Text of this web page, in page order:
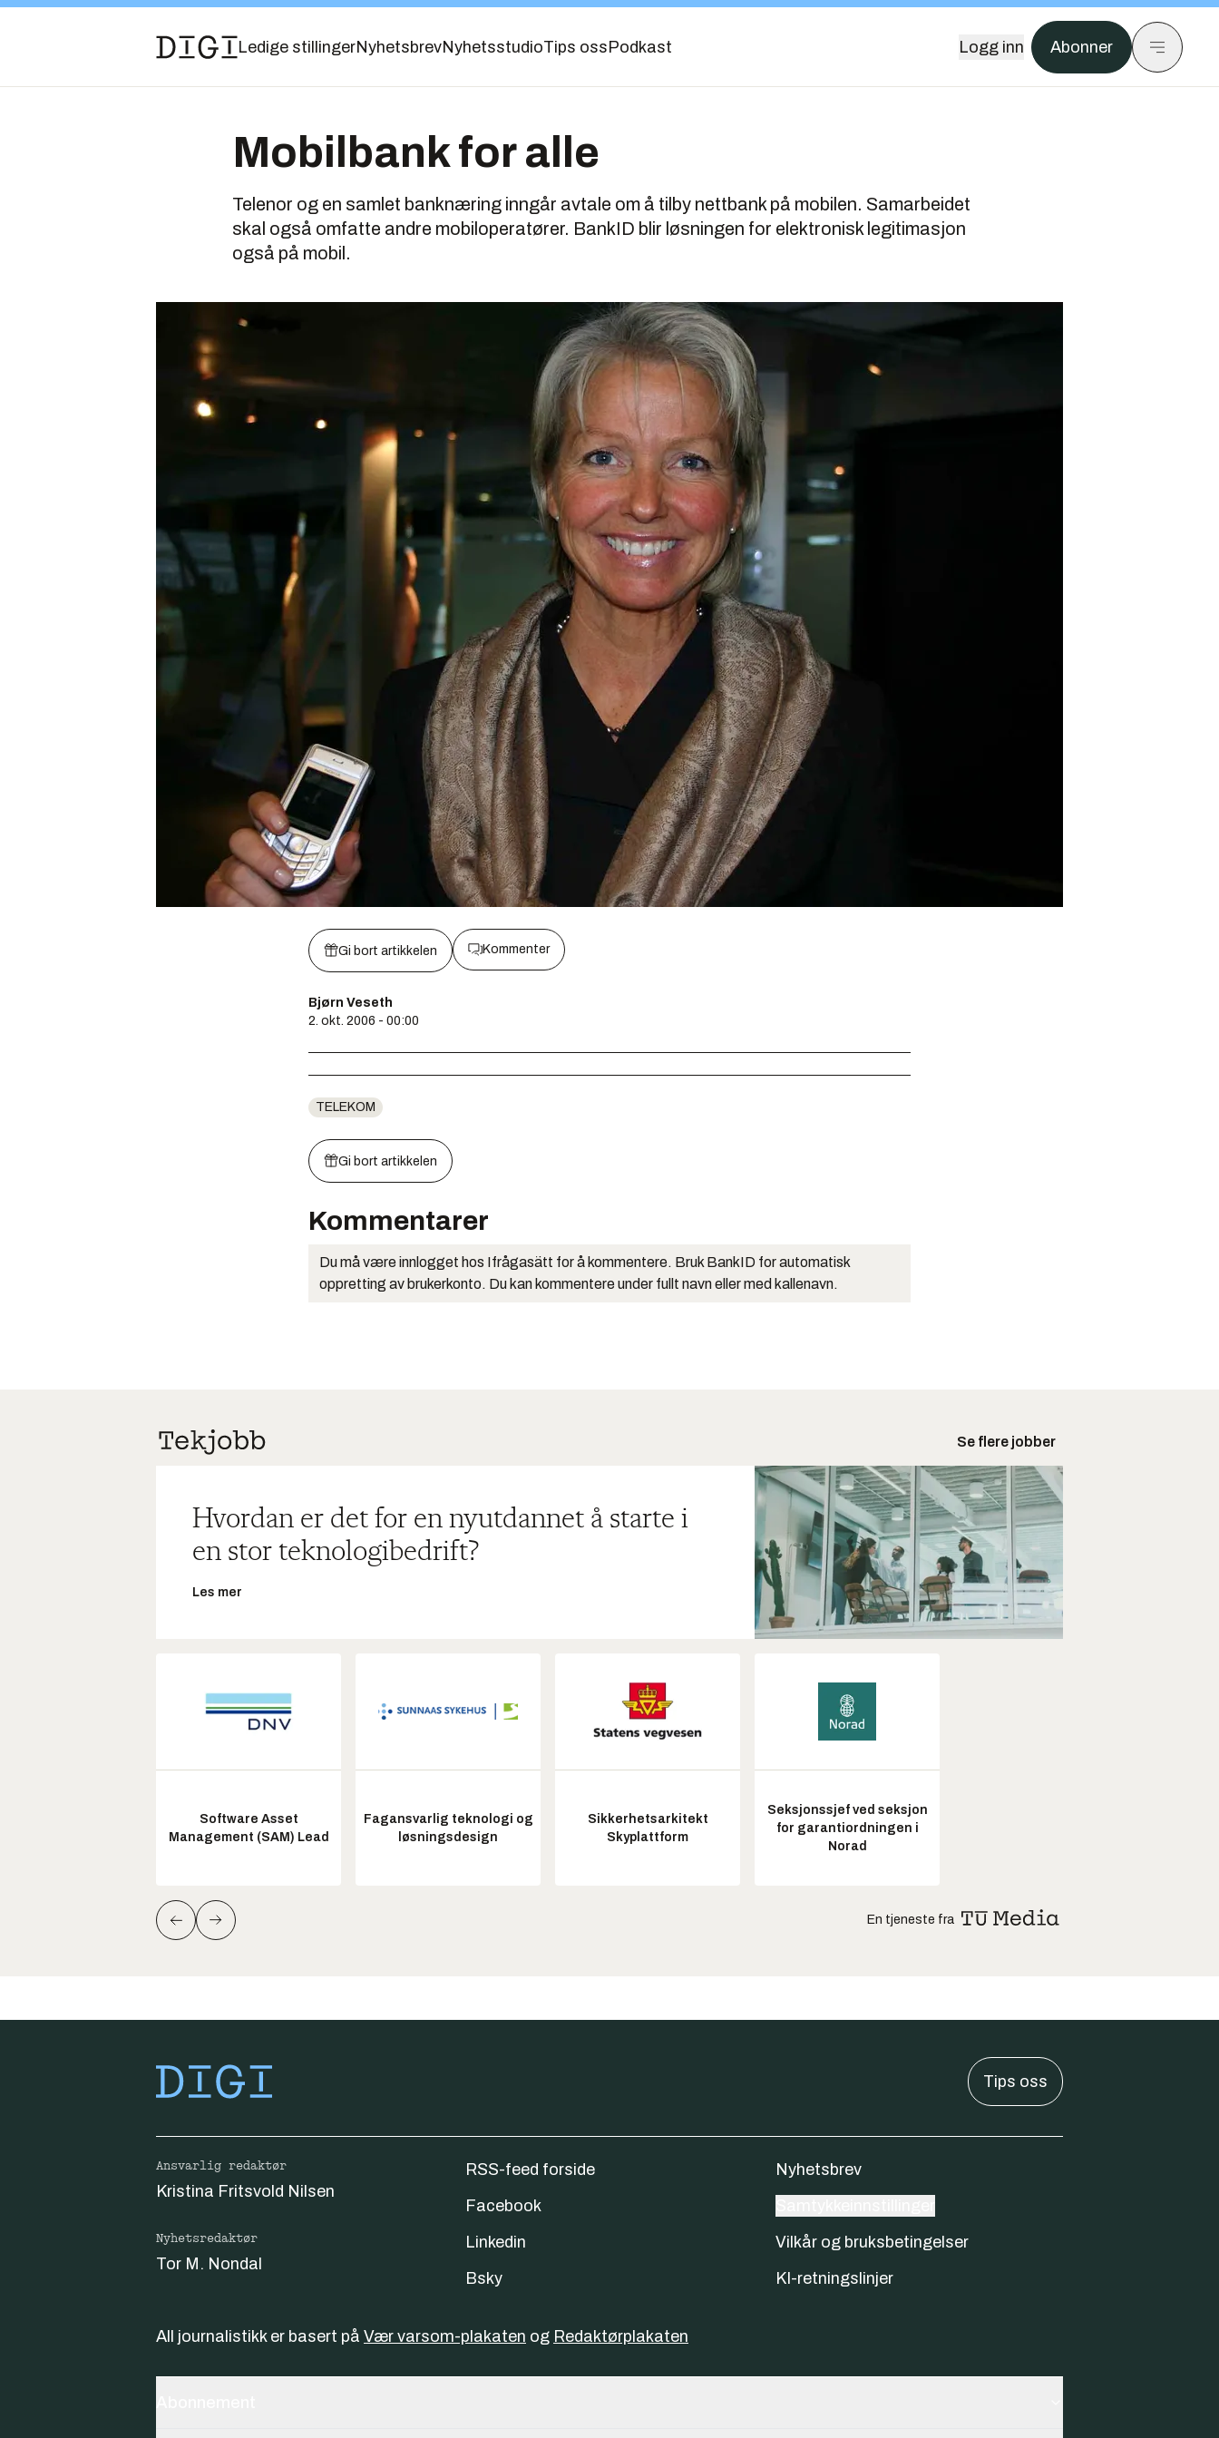
Ledige stillingerNyhetsbrevNyhetsstudioTips oss Podkast Logg inn Abonner
Mobilbank for alle
Telenor og en samlet banknæring inngår avtale om å tilby nettbank på mobilen. Samarbeidet
skal også omfatte andre mobiloperatører. BankID blir løsningen for elektronisk legitimasjon
også på mobil.
Gi bort artikkelen Kommenter
Bjørn Veseth
2. okt. 2006 - 00:00
TELEKOM
Gi bort artikkelen
Kommentarer
Du må være innlogget hos Ifrågasätt for å kommentere. Bruk BankID for automatisk
oppretting av brukerkonto. Du kan kommentere under fullt navn eller med kallenavn.
Se flere jobber
Hvordan er det for en nyutdannet å starte i
en stor teknologibedrift?
Les mer
Software Asset
Management (SAM) Lead
Fagansvarlig teknologi og
løsningsdesign
Sikkerhetsarkitekt
Skyplattform
Seksjonssjef ved seksjon
for garantiordningen i
Norad
En tjeneste fra
Tips oss
Ansvarlig redaktør
Kristina Fritsvold Nilsen
Nyhetsredaktør
Tor M. Nondal
RSS-feed forside
Facebook
Linkedin
Bsky
Nyhetsbrev
Vilkår og bruksbetingelser
KI-retningslinjer
All journalistikk er basert på Vær varsom-plakaten og Redaktørplakaten